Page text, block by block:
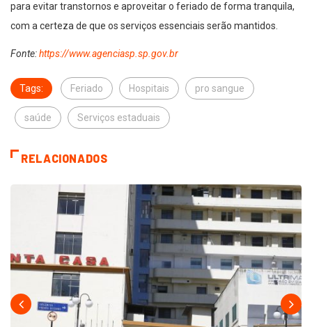
para evitar transtornos e aproveitar o feriado de forma tranquila,
com a certeza de que os serviços essenciais serão mantidos.
Fonte:https://www.agenciasp.sp.gov.br
Tags: Feriado Hospitais pro sangue
saúde Serviços estaduais
RELACIONADOS